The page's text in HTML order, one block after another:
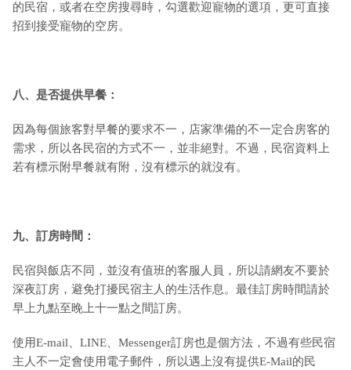
的民宿，或者在空房搜尋時，勾選歡迎寵物的選項，更可直接
招到接受寵物的空房。
八、是否提供早餐：
因為每個旅客對早餐的要求不一，店家準備的不一定合房客的
需求，所以各民宿的方式不一，並非絕對。不過，民宿資料上
若有標示附早餐就有附，沒有標示的就沒有。
九、訂房時間：
民宿與飯店不同，並沒有值班的客服人員，所以請網友不要於
深夜訂房，避免打擾民宿主人的生活作息。最佳訂房時間請於
早上九點至晚上十一點之間訂房。
使用E-mail、LINE、Messenger訂房也是個方法，不過有些民宿
主人不一定會使用電子郵件，所以遇上沒有提供E-Mail的民